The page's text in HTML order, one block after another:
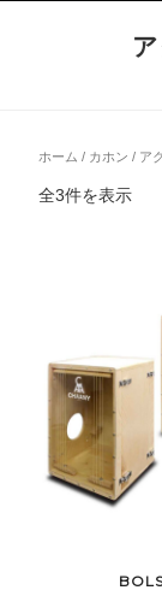
ホーム / カホン / ア
全3件を表示